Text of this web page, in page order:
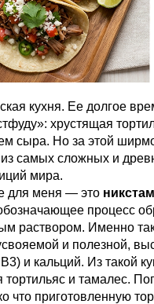
кухня. Ее долгое
хрустящая
сыра. Но за этой
самых сложных и
мира.
для меня — это
процесс
раствором. Именно
и полезной,
и кальций. Из такой
тортильяс и тамалес.
что приготовленную